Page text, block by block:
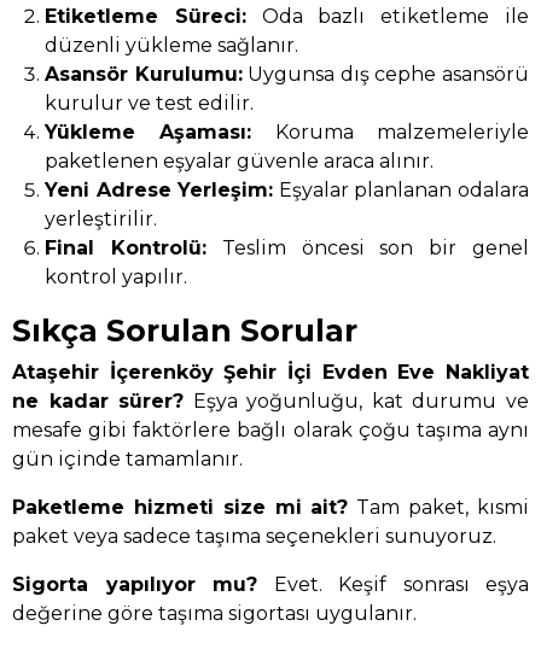
Etiketleme Süreci:Oda bazlı etiketleme ile
düzenli yükleme sağlanır.
Asansör Kurulumu:Uygunsa dış cephe asansörü
kurulur ve test edilir.
Yükleme Aşaması: Koruma malzemeleriyle
paketlenen eşyalar güvenle araca alınır.
Yeni Adrese Yerleşim: Eşyalar planlanan odalara
yerleştirilir.
Final Kontrolü: Teslim öncesi son bir genel
kontrol yapılır.
Sıkça Sorulan Sorular
Ataşehir İçerenköy Şehir İçi Evden Eve Nakliyat
ne kadar sürer? Eşya yoğunluğu, kat durumu ve
mesafe gibi faktörlere bağlı olarak çoğu taşıma aynı
gün içinde tamamlanır.
Paketleme hizmeti size mi ait? Tam paket, kısmi
paket veya sadece taşıma seçenekleri sunuyoruz.
Sigorta yapılıyor mu? Evet. Keşif sonrası eşya
değerine göre taşıma sigortası uygulanır.